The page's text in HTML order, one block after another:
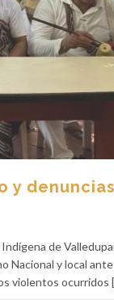
y
de
Nacional y local
violentos ocurridos